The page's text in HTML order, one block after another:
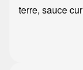
terre, sauce